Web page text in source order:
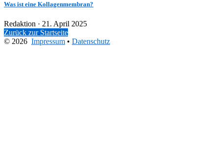
Was ist eine Kollagenmembran?
Redaktion · Veröffentlicht
am
21. April 2025
Zurück zur Startseite
© 2026 Impressum • Datenschutz